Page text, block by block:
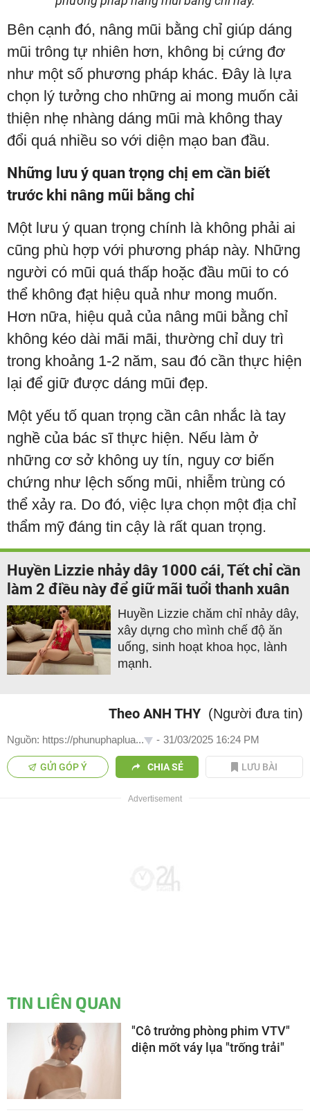
Bên cạnh đó, nâng mũi bằng chỉ giúp dáng
mũi trông tự nhiên hơn, không bị cứng đơ
như một số phương pháp khác. Đây là lựa
chọn lý tưởng cho những ai mong muốn cải
thiện nhẹ nhàng dáng mũi mà không thay
đổi quá nhiều so với diện mạo ban đầu.
Những lưu ý quan trọng chị em cần biết
trước khi nâng mũi bằng chỉ
Một lưu ý quan trọng chính là không phải ai
cũng phù hợp với phương pháp này. Những
người có mũi quá thấp hoặc đầu mũi to có
thể không đạt hiệu quả như mong muốn.
Hơn nữa, hiệu quả của nâng mũi bằng chỉ
không kéo dài mãi mãi, thường chỉ duy trì
trong khoảng 1-2 năm, sau đó cần thực hiện
lại để giữ được dáng mũi đẹp.
Một yếu tố quan trọng cần cân nhắc là tay
nghề của bác sĩ thực hiện. Nếu làm ở
những cơ sở không uy tín, nguy cơ biến
chứng như lệch sống mũi, nhiễm trùng có
thể xảy ra. Do đó, việc lựa chọn một địa chỉ
thẩm mỹ đáng tin cậy là rất quan trọng.
Huyền Lizzie nhảy dây 1000 cái, Tết chỉ cần
làm 2 điều này để giữ mãi tuổi thanh xuân
Huyền Lizzie chăm chỉ nhảy dây,
xây dựng cho mình chế độ ăn
uống, sinh hoạt khoa học, lành
mạnh.
Theo ANH THY (Người đưa tin)
Nguồn: https://phunuphaplua... - 31/03/2025 16:24 PM
GỬI GÓP Ý CHIA SẺ LƯU BÀI
TIN LIÊN QUAN
"Cô trưởng phòng phim VTV"
diện mốt váy lụa "trống trải"